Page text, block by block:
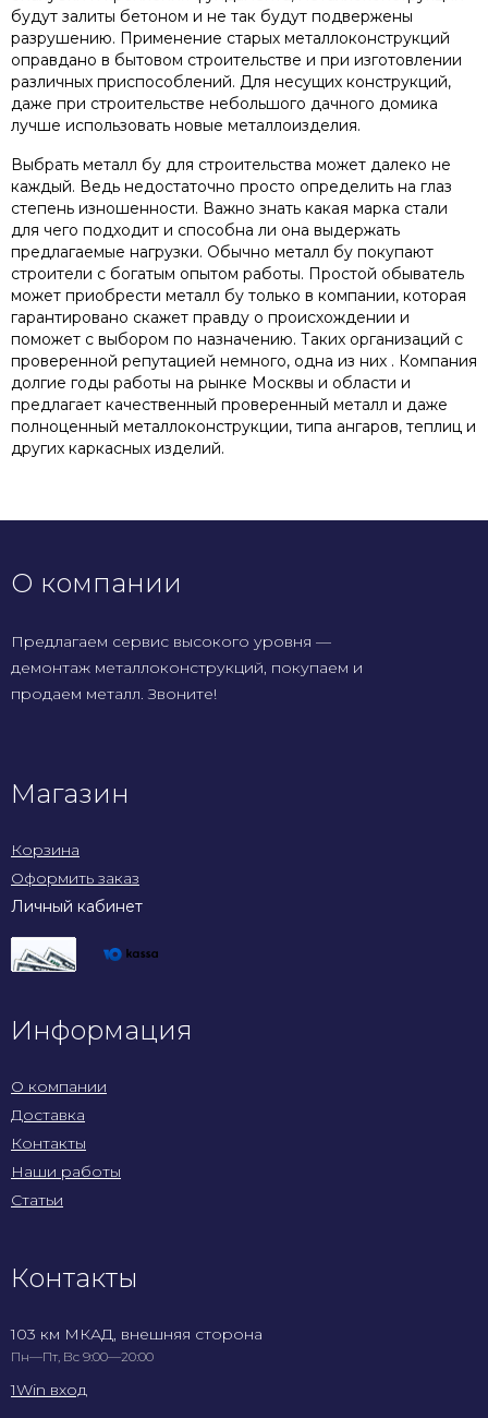
будут залиты бетоном и не так будут подвержены
разрушению. Применение старых металлоконструкций
оправдано в бытовом строительстве и при изготовлении
различных приспособлений. Для несущих конструкций,
даже при строительстве небольшого дачного домика
лучше использовать новые металлоизделия.
Выбрать металл бу для строительства может далеко не
каждый. Ведь недостаточно просто определить на глаз
степень изношенности. Важно знать какая марка стали
для чего подходит и способна ли она выдержать
предлагаемые нагрузки. Обычно металл бу покупают
строители с богатым опытом работы. Простой обыватель
может приобрести металл бу только в компании, которая
гарантировано скажет правду о происхождении и
поможет с выбором по назначению. Таких организаций с
проверенной репутацией немного, одна из них . Компания
долгие годы работы на рынке Москвы и области и
предлагает качественный проверенный металл и даже
полноценный металлоконструкции, типа ангаров, теплиц и
других каркасных изделий.
О компании
Предлагаем сервис высокого уровня —
демонтаж металлоконструкций, покупаем и
продаем металл. Звоните!
Магазин
Корзина
Оформить заказ
Личный кабинет
Информация
О компании
Доставка
Контакты
Наши работы
Статьи
Контакты
103 км МКАД, внешняя сторона
Пн—Пт, Вс 9:00—20:00
1Win вход